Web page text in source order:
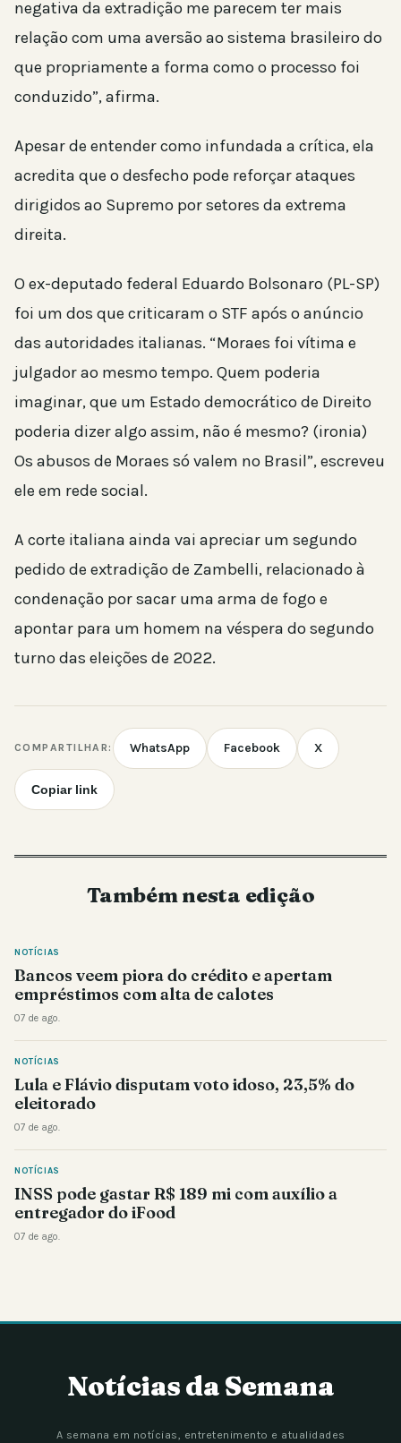
negativa da extradição me parecem ter mais
relação com uma aversão ao sistema brasileiro do
que propriamente a forma como o processo foi
conduzido”, afirma.
Apesar de entender como infundada a crítica, ela
acredita que o desfecho pode reforçar ataques
dirigidos ao Supremo por setores da extrema
direita.
O ex-deputado federal Eduardo Bolsonaro (PL-SP)
foi um dos que criticaram o STF após o anúncio
das autoridades italianas. “Moraes foi vítima e
julgador ao mesmo tempo. Quem poderia
imaginar, que um Estado democrático de Direito
poderia dizer algo assim, não é mesmo? (ironia)
Os abusos de Moraes só valem no Brasil”, escreveu
ele em rede social.
A corte italiana ainda vai apreciar um segundo
pedido de extradição de Zambelli, relacionado à
condenação por sacar uma arma de fogo e
apontar para um homem na véspera do segundo
turno das eleições de 2022.
COMPARTILHAR: WhatsApp Facebook X
Copiar link
Também nesta edição
NOTÍCIAS
Bancos veem piora do crédito e apertam
empréstimos com alta de calotes
07 de ago.
NOTÍCIAS
Lula e Flávio disputam voto idoso, 23,5% do
eleitorado
07 de ago.
NOTÍCIAS
INSS pode gastar R$ 189 mi com auxílio a
entregador do iFood
07 de ago.
Notícias da Semana
A semana em notícias, entretenimento e atualidades